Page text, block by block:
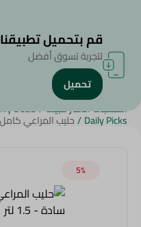
الرئيسية/الجبن,منتجات الألبان
المنتجات الأكثر مبيعاً/
Deals
Daily Picks
/حليب المراعي كامل
5‎%‎
قم بتحميل تطبيقنا
لتجربة تسوق أفضل
تحميل